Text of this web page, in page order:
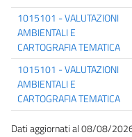
1015101 - VALUTAZIONI
AMBIENTALI E
CARTOGRAFIA TEMATICA
1015101 - VALUTAZIONI
AMBIENTALI E
CARTOGRAFIA TEMATICA
Dati aggiornati al 08/08/